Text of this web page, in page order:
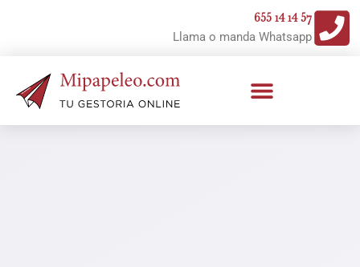
655 14 14 57
Llama o manda Whatsapp